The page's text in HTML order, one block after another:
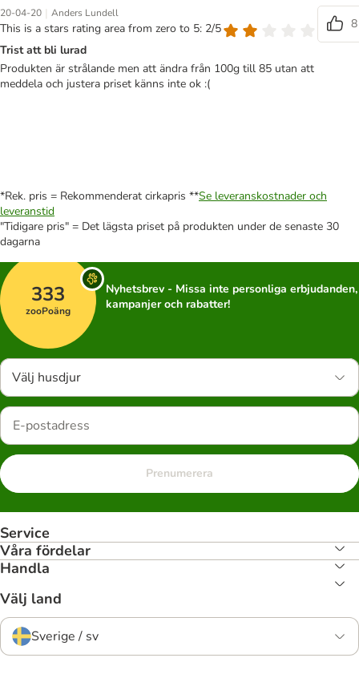
20-04-20 | Anders Lundell
This is a stars rating area from zero to 5: 2/5
8
Trist att bli lurad
Produkten är strålande men att ändra från 100g till 85 utan att
meddela och justera priset känns inte ok :(
*Rek. pris = Rekommenderat cirkapris **Se leveranskostnader och
leveranstid
"Tidigare pris" = Det lägsta priset på produkten under de senaste 30
dagarna
333
zooPoäng
Nyhetsbrev - Missa inte personliga erbjudanden,
kampanjer och rabatter!
Välj husdjur
Prenumerera
Service
Våra fördelar
Handla
Välj land
Sverige / sv